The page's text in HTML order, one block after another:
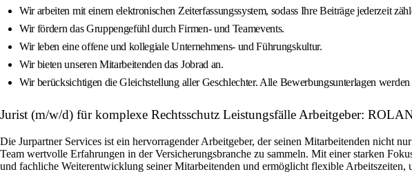
Wir arbeiten mit einem elektronischen Zeiterfassungssystem, sodass Ihre Beiträge jederzeit
Wir fördern das Gruppengefühl durch Firmen- und Teamevents.
Wir leben eine offene und kollegiale Unternehmens- und Führungskultur.
Wir bieten unseren Mitarbeitenden das Jobrad an.
Wir berücksichtigen die Gleichstellung aller Geschlechter. Alle Bewerbungsunterlagen
Jurist (m/w/d) für komplexe Rechtsschutz Leistungsfälle Arbeitgeber:
Die Jurpartner Services ist ein hervorragender Arbeitgeber, der seinen Mitarbeitenden nicht
Team wertvolle Erfahrungen in der Versicherungsbranche zu sammeln. Mit einer starken
und fachliche Weiterentwicklung seiner Mitarbeitenden und ermöglicht flexible Arbeitszeiten,